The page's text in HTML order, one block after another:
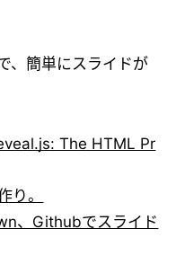
、簡単にスライドが
The HTML Pr
り。
、Githubでスライド